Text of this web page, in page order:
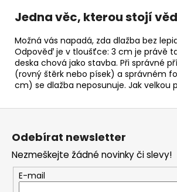
Jedna věc, kterou stojí
Možná vás napadá, zda dlažba bez
Odpověď je v tloušťce: 3 cm je právě
deska chová jako stavba. Při správné
(rovný štěrk nebo písek) a správném
cm) se dlažba neposunuje. Jak velkou
Odebírat newsletter
Nezmeškejte žádné novinky či slevy!
E-mail